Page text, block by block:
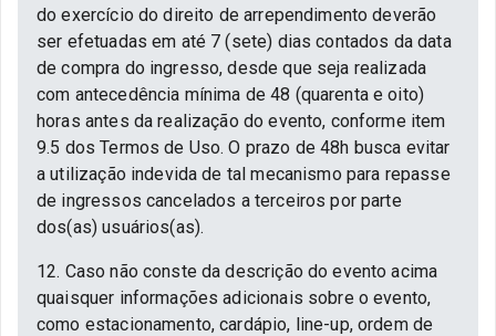
do exercício do direito de arrependimento deverão
ser efetuadas em até 7 (sete) dias contados da data
de compra do ingresso, desde que seja realizada
com antecedência mínima de 48 (quarenta e oito)
horas antes da realização do evento, conforme item
9.5 dos Termos de Uso. O prazo de 48h busca evitar
a utilização indevida de tal mecanismo para repasse
de ingressos cancelados a terceiros por parte
dos(as) usuários(as).
12. Caso não conste da descrição do evento acima
quaisquer informações adicionais sobre o evento,
como estacionamento, cardápio, line-up, ordem de